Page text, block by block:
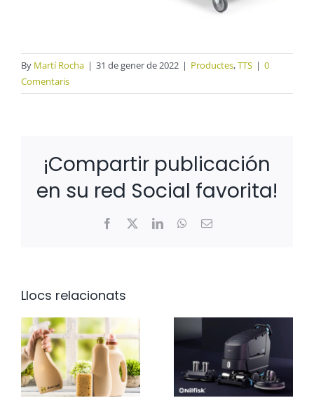
By Martí Rocha | 31 de gener de 2022 | Productes,TTS | 0
Comentaris
¡Compartir publicación
en su red Social favorita!
Facebook LinkedInWhatsApp
Email:
Llocs relacionats